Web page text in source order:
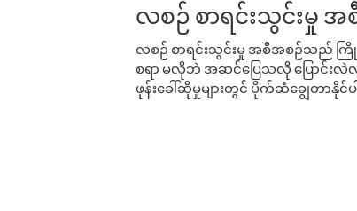
လစဉ် စာရင်းသွင်းမှု အ
လစဉ် စာရင်းသွင်းမှု အစီအစဉ်သည် ကြိုး
စရာ မလိုဘဲ အဆင်ပြေသလို ပြောင်းလဲ
ဖုန်းခေါ်ဆိုမှုများတွင် ပိုက်ဆံချွေတာနိုင်